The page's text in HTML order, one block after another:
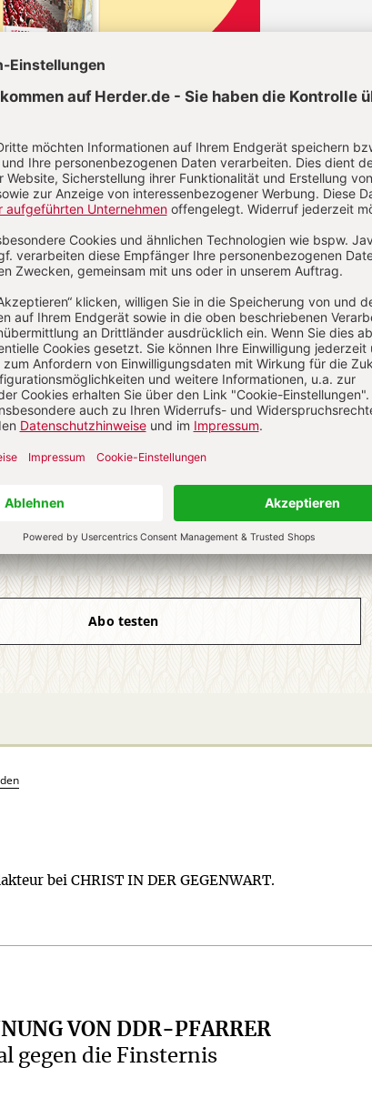
JETZT LESEN!
anderen Artikel im Abo-Bereich
digital 0,00 €
Ausgaben pro Halbjahr + Digitalzugang
€ Versand (D)
ABO IM DIGITAL-ABO
Abo testen
bei CHRIST IN DER GEGENWART.
VON DDR-PFARRER
gegen die Finsternis